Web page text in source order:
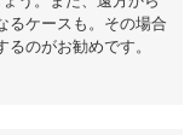
るケースも。その場合
のがお勧めです。